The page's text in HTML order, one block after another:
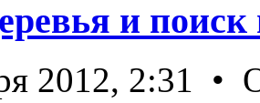
и
2012, 2:31 •